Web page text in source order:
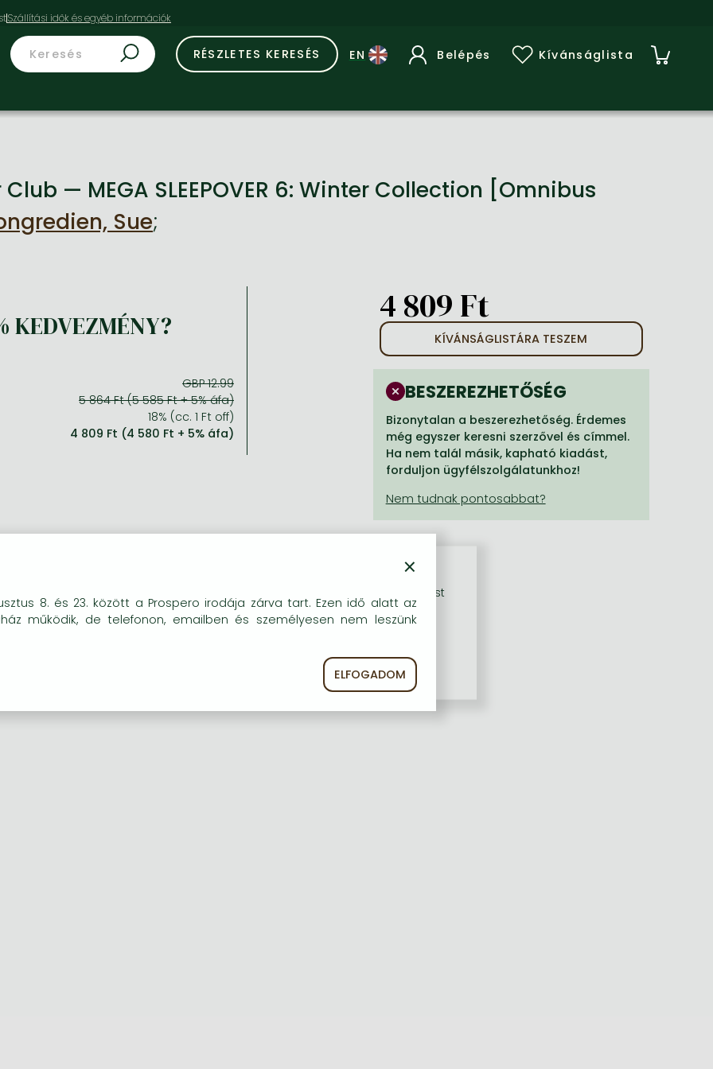
RÉSZLETES KERESÉS Belépés Kívánságlista
— MEGA SLEEPOVER 6: Winter Collection [Omnibus
Sue;
KEDVEZMÉNY?
GBP 12.99
5 864 Ft (5 585 Ft + 5% áfa)
18% (cc. 1 Ft off)
4 809 Ft (4 580 Ft + 5% áfa)
4 809 Ft
KÍVÁNSÁGLISTÁRA TESZEM
BESZEREZHETŐSÉG
Bizonytalan a beszerezhetőség. Érdemes
még egyszer keresni szerzővel és címmel.
Ha nem talál másik, kapható kiadást,
forduljon ügyfélszolgálatunkhoz!
×
8. és 23. között a Prospero irodája zárva tart. Ezen idő alatt az
működik, de telefonon, emailben és személyesen nem leszünk
ELFOGADOM
kat (sütiket) használunk, melyek célja, hogy teljesebb körű szolgáltatást
részére.